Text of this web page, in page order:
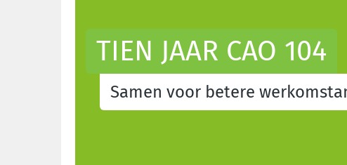
TIEN JAAR CAO 104
Samen voor betere